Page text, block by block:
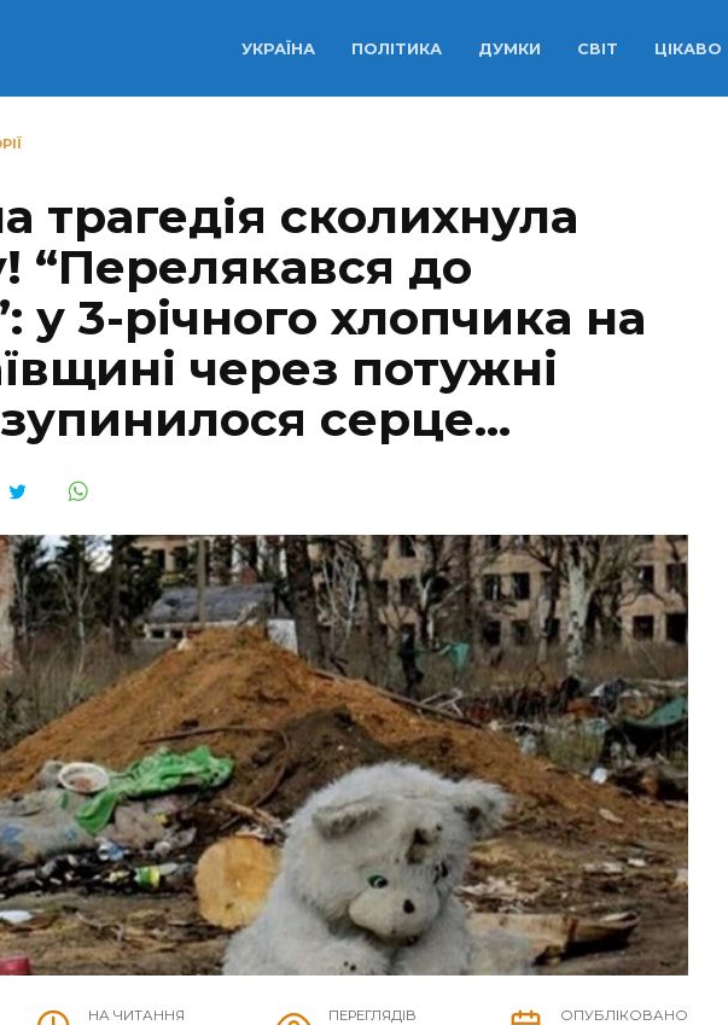
УКРАЇНА ПОЛІТИКА ДУМКИ СВІТ ЦІКАВО
тpагедiя сколихнула
“Перелякався до
у 3-річного хлопчика на
через потужні
серце…
НА ЧИТАННЯ ПЕРЕГЛЯДІВ ОПУБЛІКОВАНО